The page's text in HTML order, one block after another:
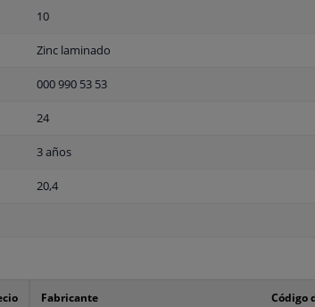
10
Zinc laminado
000 990 53 53
24
3 años
20,4
Fabricante Código